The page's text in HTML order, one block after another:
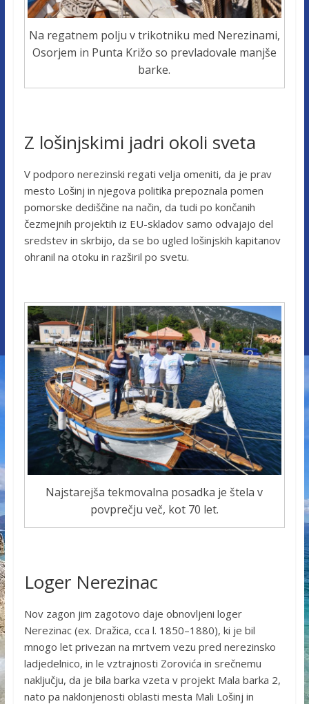
Na regatnem polju v trikotniku med Nerezinami,
Osorjem in Punta Križo so prevladovale manjše
barke.
Z lošinjskimi jadri okoli sveta
V podporo nerezinski regati velja omeniti, da je prav
mesto Lošinj in njegova politika prepoznala pomen
pomorske dediščine na način, da tudi po končanih
čezmejnih projektih iz EU-skladov samo odvajajo del
sredstev in skrbijo, da se bo ugled lošinjskih kapitanov
ohranil na otoku in razširil po svetu.
Najstarejša tekmovalna posadka je štela v
povprečju več, kot 70 let.
Loger Nerezinac
Nov zagon jim zagotovo daje obnovljeni loger
Nerezinac (ex. Dražica, cca l. 1850–1880), ki je bil
mnogo let privezan na mrtvem vezu pred nerezinsko
ladjedelnico, in le vztrajnosti Zorovića in srečnemu
naključju, da je bila barka vzeta v projekt Mala barka 2,
nato pa naklonjenosti oblasti mesta Mali Lošinj in